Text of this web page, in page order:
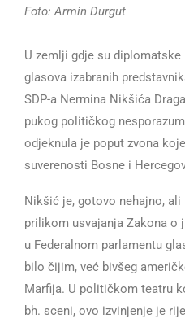
Foto: Armin Durgut
U zemlji gdje su
glasova izabranih
SDP-a Nermina Nikšića
pukog političkog
odjeknula je poput zvona
suverenosti Bosne i
Nikšić je, gotovo nehajno,
prilikom usvajanja Zakona o
u Federalnom parlamentu
bilo čijim, već bivšeg
Marfija. U političkom teatru
bh. sceni, ovo izvinjenje je